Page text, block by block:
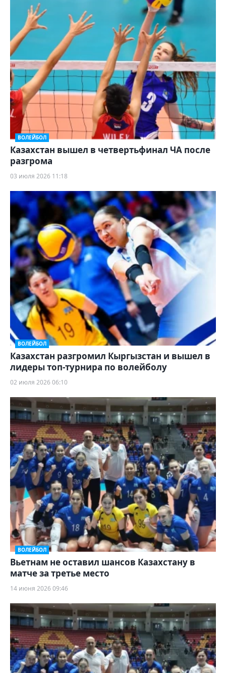
ВОЛЕЙБОЛ
Казахстан вышел в четвертьфинал ЧА после
разгрома
03 июля 2026 11:18
ВОЛЕЙБОЛ
Казахстан разгромил Кыргызстан и вышел в
лидеры топ-турнира по волейболу
02 июля 2026 06:10
ВОЛЕЙБОЛ
Вьетнам не оставил шансов Казахстану в
матче за третье место
14 июня 2026 09:46